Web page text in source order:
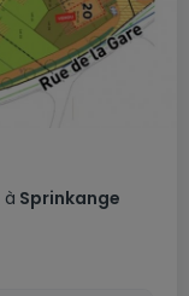
à Sprinkange